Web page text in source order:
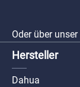
Oder über unser
Hersteller
Dahua